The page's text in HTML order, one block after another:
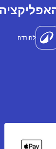
להורדה